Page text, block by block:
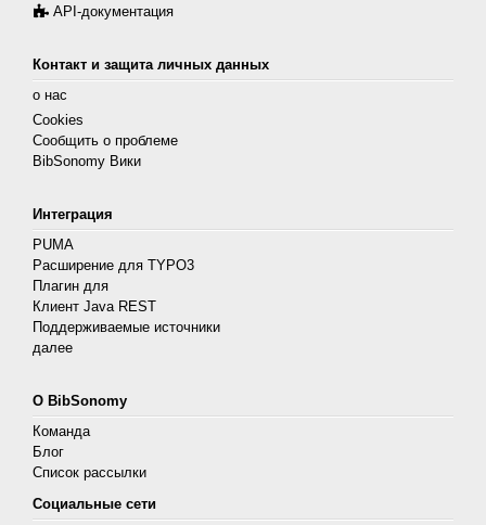
API-документация
Контакт и защита личных данных
о нас
Cookies
Сообщить о проблеме
BibSonomy Вики
Интеграция
PUMA
Расширение для TYPO3
Плагин для
Клиент Java REST
Поддерживаемые источники
далее
О BibSonomy
Команда
Блог
Список рассылки
Социальные сети